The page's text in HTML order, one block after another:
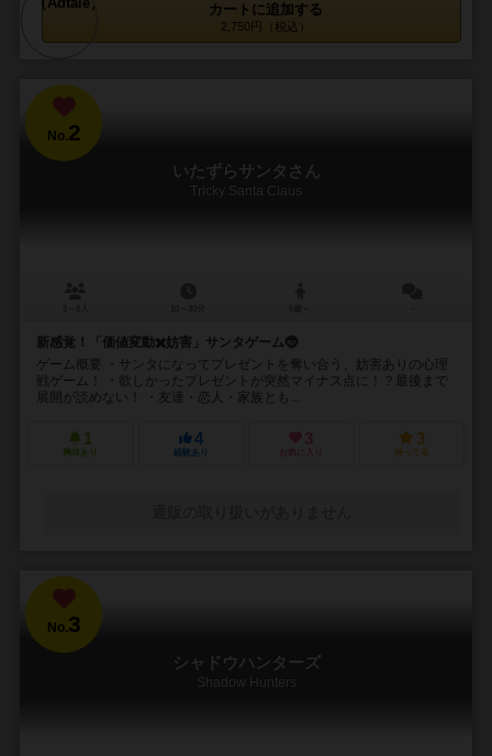
カートに追加する
2,750円（税込）
No.2
いたずらサンタさん
Tricky Santa Claus
新感覚！「価値変動✖️妨害」サンタゲーム🤶
ゲーム概要 ・サンタになってプレゼントを奪い合う、妨害ありの心理
戦ゲーム！ ・欲しかったプレゼントが突然マイナス点に！？最後まで
展開が読めない！ ・友達・恋人・家族とも...
1
興味あり
4
経験あり
3
お気に入り
3
持ってる
No.3
シャドウハンターズ
Shadow Hunters